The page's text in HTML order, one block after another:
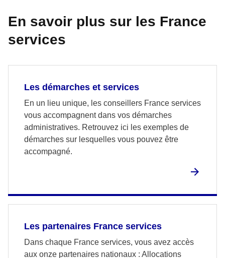
En savoir plus sur les France
services
Les démarches et services
En un lieu unique, les conseillers France services
vous accompagnent dans vos démarches
administratives. Retrouvez ici les exemples de
démarches sur lesquelles vous pouvez être
accompagné.
Les partenaires France services
Dans chaque France services, vous avez accès
aux onze partenaires nationaux : Allocations